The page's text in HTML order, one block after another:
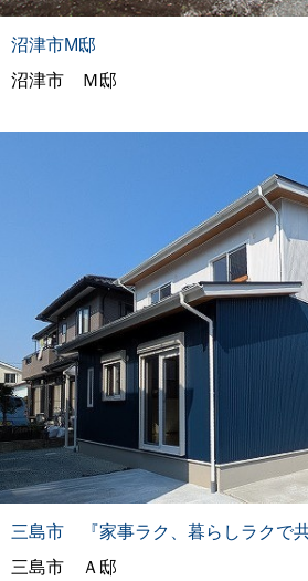
沼津市M邸
沼津市 Ｍ邸
三島市 『家事ラク、暮らしラクで共
三島市 Ａ邸